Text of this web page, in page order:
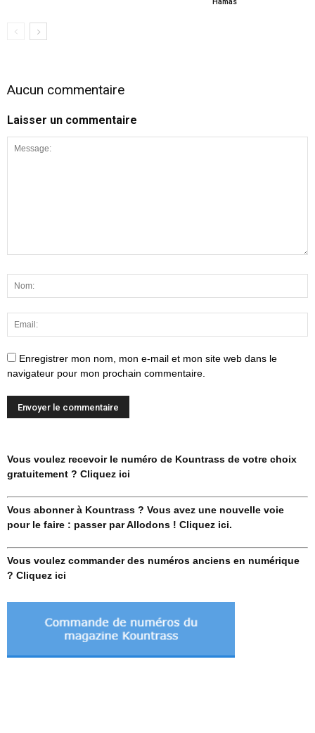
Aucun commentaire
Laisser un commentaire
Enregistrer mon nom, mon e-mail et mon site web dans le
navigateur pour mon prochain commentaire.
Vous voulez recevoir le numéro de Kountrass de votre choix
gratuitement ? Cliquez ici
Vous abonner à Kountrass ? Vous avez une nouvelle voie
pour le faire : passer par Allodons ! Cliquez ici.
Vous voulez commander des numéros anciens en numérique
? Cliquez ici